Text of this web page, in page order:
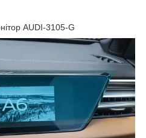
AUDI-3105-G